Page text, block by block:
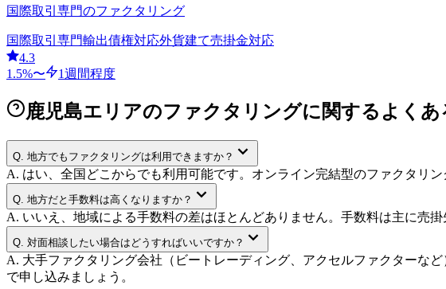
国際取引専門のファクタリング
国際取引専門輸出債権対応外貨建て売掛金対応
4.3
1.5%〜 1週間程度
鹿児島エリアのファクタリングに関するよくあ
Q. 地方でもファクタリングは利用できますか？
A. はい、全国どこからでも利用可能です。オンライン完結型のファクタリ
Q. 地方だと手数料は高くなりますか？
A. いいえ、地域による手数料の差はほとんどありません。手数料は主に売
Q. 対面相談したい場合はどうすればいいですか？
A. 大手ファクタリング会社（ビートレーディング、アクセルファクターな
で申し込みましょう。